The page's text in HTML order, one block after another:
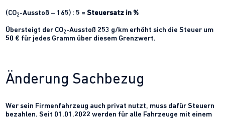
(CO2-Ausstoß – 165) : 5 =Steuersatz in %
Übersteigt der CO2-Ausstoß 253 g/km erhöht sich die Steuer um
50 € für jedes Gramm über diesem Grenzwert.
Änderung Sachbezug
Wer sein Firmenfahrzeug auch privat nutzt, muss dafür Steuern
bezahlen. Seit 01.01.2022 werden für alle Fahrzeuge mit einem